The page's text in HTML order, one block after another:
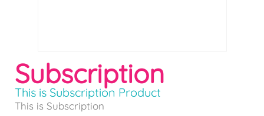
Subscription
This is Subscription Product
This is Subscription